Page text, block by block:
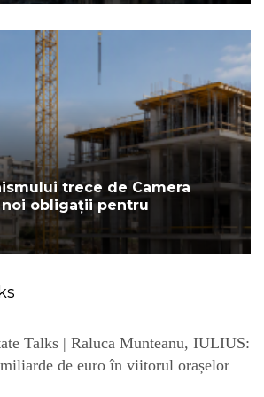
trece de Camera
obligații pentru
Talks | Raluca Munteanu, IULIUS:
de euro în viitorul orașelor